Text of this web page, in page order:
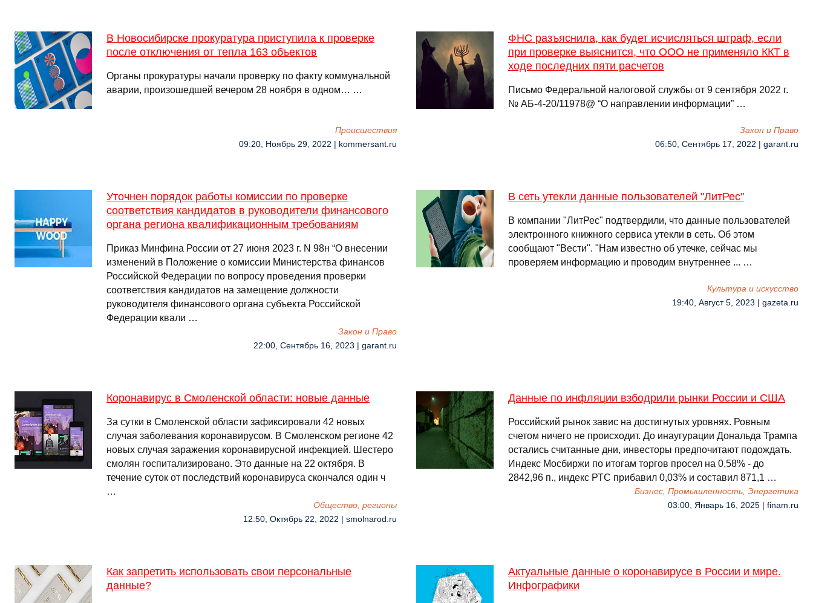
В Новосибирске прокуратура приступила к проверке
после отключения от тепла 163 объектов
Органы прокуратуры начали проверку по факту коммунальной
аварии, произошедшей вечером 28 ноября в одном… …
Происшествия
09:20, Ноябрь 29, 2022 | kommersant.ru
ФНС разъяснила, как будет исчисляться штраф, если
при проверке выяснится, что ООО не применяло ККТ в
ходе последних пяти расчетов
Письмо Федеральной налоговой службы от 9 сентября 2022 г.
№ АБ-4-20/11978@ “О направлении информации” …
Закон и Право
06:50, Сентябрь 17, 2022 | garant.ru
Уточнен порядок работы комиссии по проверке
соответствия кандидатов в руководители финансового
органа региона квалификационным требованиям
Приказ Минфина России от 27 июня 2023 г. N 98н “О внесении
изменений в Положение о комиссии Министерства финансов
Российской Федерации по вопросу проведения проверки
соответствия кандидатов на замещение должности
руководителя финансового органа субъекта Российской
Федерации квали …
Закон и Право
22:00, Сентябрь 16, 2023 | garant.ru
В сеть утекли данные пользователей "ЛитРес"
В компании "ЛитРес" подтвердили, что данные пользователей
электронного книжного сервиса утекли в сеть. Об этом
сообщают "Вести". "Нам известно об утечке, сейчас мы
проверяем информацию и проводим внутреннее ... …
Культура и искусство
19:40, Август 5, 2023 | gazeta.ru
Коронавирус в Смоленской области: новые данные
За сутки в Смоленской области зафиксировали 42 новых
случая заболевания коронавирусом. В Смоленском регионе 42
новых случая заражения коронавирусной инфекцией. Шестеро
смолян госпитализировано. Это данные на 22 октября. В
течение суток от последствий коронавируса скончался один ч
…
Общество, регионы
12:50, Октябрь 22, 2022 | smolnarod.ru
Данные по инфляции взбодрили рынки России и США
Российский рынок завис на достигнутых уровнях. Ровным
счетом ничего не происходит. До инаугурации Дональда Трампа
остались считанные дни, инвесторы предпочитают подождать.
Индекс Мосбиржи по итогам торгов просел на 0,58% - до
2842,96 п., индекс РТС прибавил 0,03% и составил 871,1 …
Бизнес, Промышленность, Энергетика
03:00, Январь 16, 2025 | finam.ru
Как запретить использовать свои персональные
данные?
Актуальные данные о коронавирусе в России и мире.
Инфографики